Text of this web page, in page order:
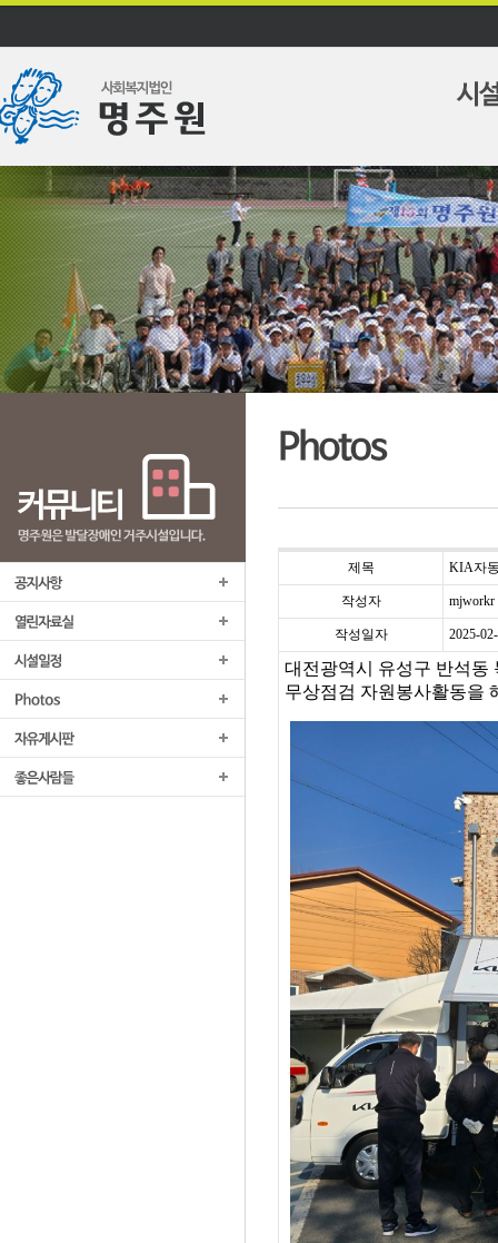
제목 KIA자
작성자 mjworkr
작성일자 2025-
대전광역시 유성구 반석동
무상점검 자원봉사활동을